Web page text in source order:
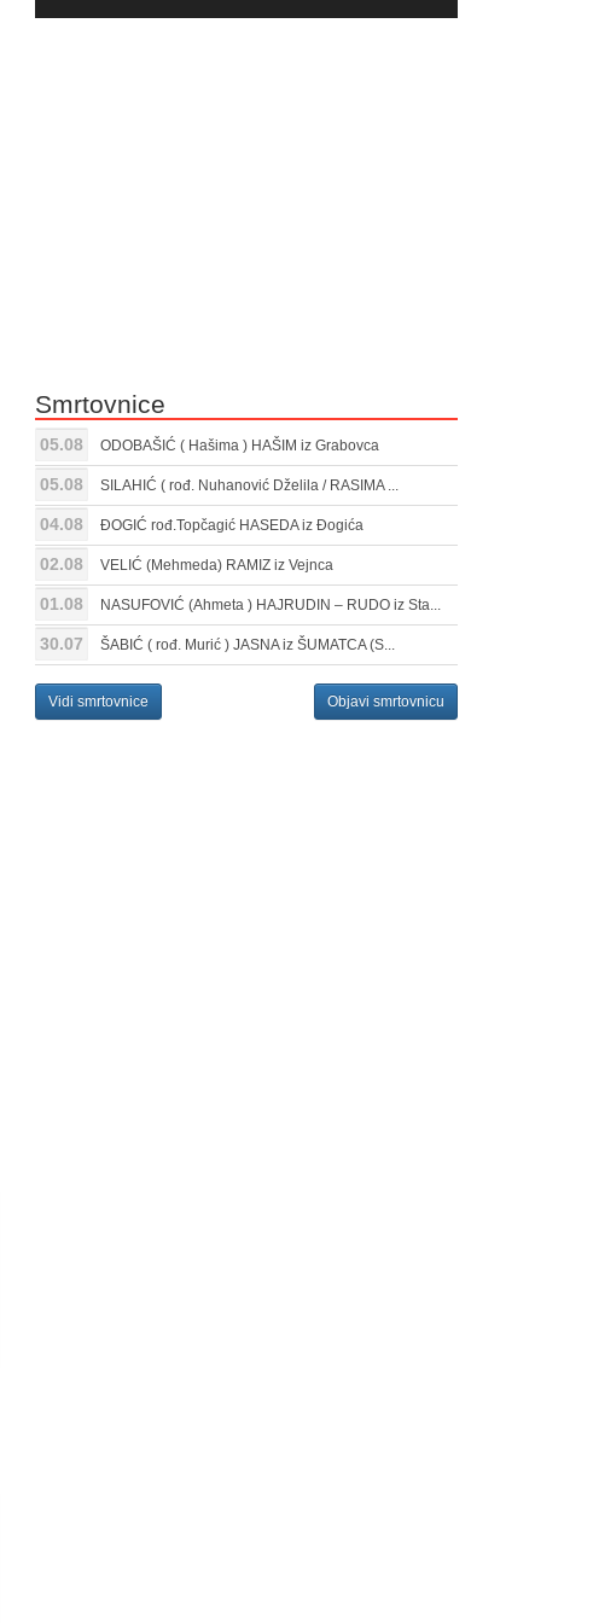
Smrtovnice
05.08 ODOBAŠIĆ ( Hašima ) HAŠIM iz Grabovca
05.08 SILAHIĆ ( rođ. Nuhanović Dželila / RASIMA ...
04.08 ĐOGIĆ rođ.Topčagić HASEDA iz Đogića
02.08 VELIĆ (Mehmeda) RAMIZ iz Vejnca
01.08 NASUFOVIĆ (Ahmeta ) HAJRUDIN – RUDO iz Sta...
30.07 ŠABIĆ ( rođ. Murić ) JASNA iz ŠUMATCA (S...
Vidi smrtovnice Objavi smrtovnicu